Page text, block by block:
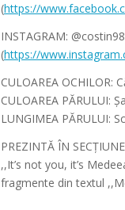
(https://
INSTAGRAM: @costin98
(https://
CULOAREA OCHILOR:
CULOAREA PĂRULUI:
LUNGIMEA PĂRULUI:
PREZINTĂ ÎN
,,It’s not you, it’s
fragmente din textul